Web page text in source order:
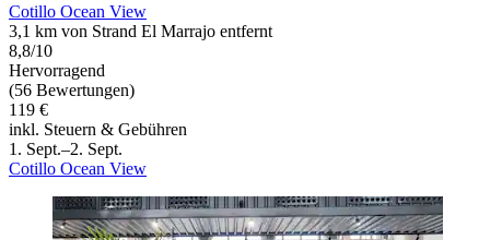
Cotillo Ocean View
3,1 km von Strand El Marrajo entfernt
8,8/10
Hervorragend
(56 Bewertungen)
119 €
inkl. Steuern & Gebühren
1. Sept.–2. Sept.
Cotillo Ocean View